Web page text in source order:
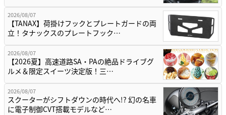
2026/08/07
【TANAX】荷掛けフックとプレートガードの両
立！タナックスのプレートフック…
2026/08/07
【2026夏】高速道路SA・PAの絶品ドライブグ
ルメ＆限定スイーツ決定版！三…
2026/08/07
スクーターがシフトダウンの時代へ!? 幻の名車
に電子制御CVT搭載モデルなど…